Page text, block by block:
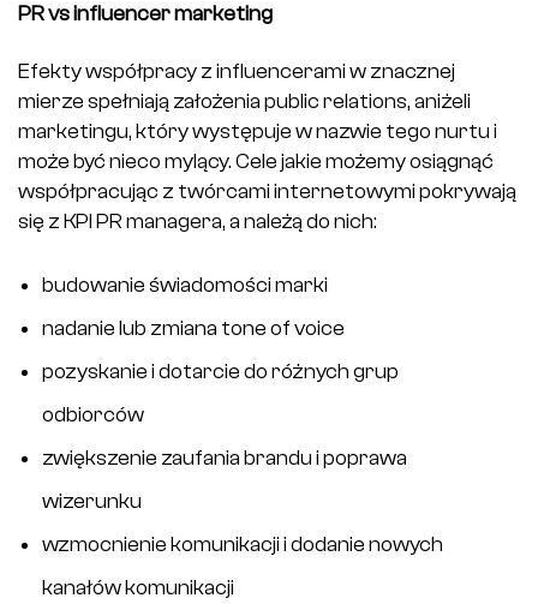
PR vs influencer marketing
Efekty współpracy z influencerami w znacznej
mierze spełniają założenia public relations, aniżeli
marketingu, który występuje w nazwie tego nurtu i
może być nieco mylący. Cele jakie możemy osiągnąć
współpracując z twórcami internetowymi pokrywają
się z KPI PR managera, a należą do nich:
budowanie świadomości marki
nadanie lub zmiana tone of voice
pozyskanie i dotarcie do różnych grup
odbiorców
zwiększenie zaufania brandu i poprawa
wizerunku
wzmocnienie komunikacji i dodanie nowych
kanałów komunikacji